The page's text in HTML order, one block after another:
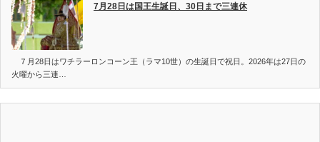
7月28日は国王生誕日、30日まで三連休
７月28日はワチラーロンコーン王（ラマ10世）の生誕日で祝日。2026年は27日の
火曜から三連…